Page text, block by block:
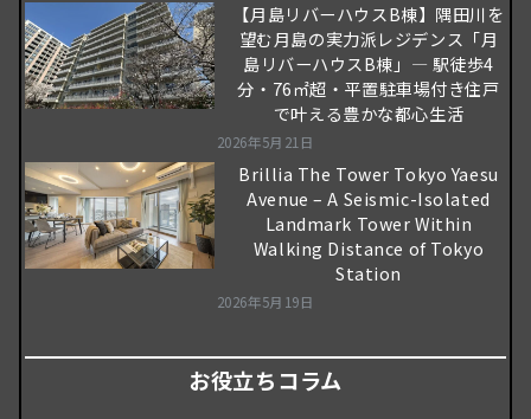
【月島リバーハウスB棟】隅田川を
望む月島の実力派レジデンス「月
島リバーハウスB棟」― 駅徒歩4
分・76㎡超・平置駐車場付き住戸
で叶える豊かな都心生活
2026年5月21日
Brillia The Tower Tokyo Yaesu
Avenue – A Seismic-Isolated
Landmark Tower Within
Walking Distance of Tokyo
Station
2026年5月19日
お役立ちコラム